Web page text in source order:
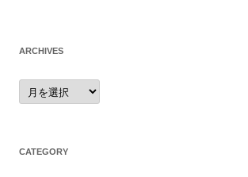
ARCHIVES
archives
CATEGORY